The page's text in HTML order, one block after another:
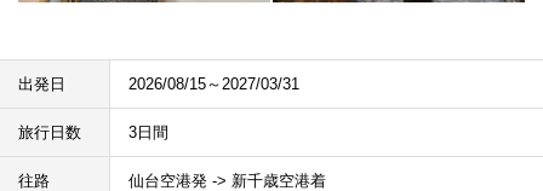
出発日 2026/08/15～2027/03/31
旅行日数 3日間
往路 仙台空港発 -> 新千歳空港着